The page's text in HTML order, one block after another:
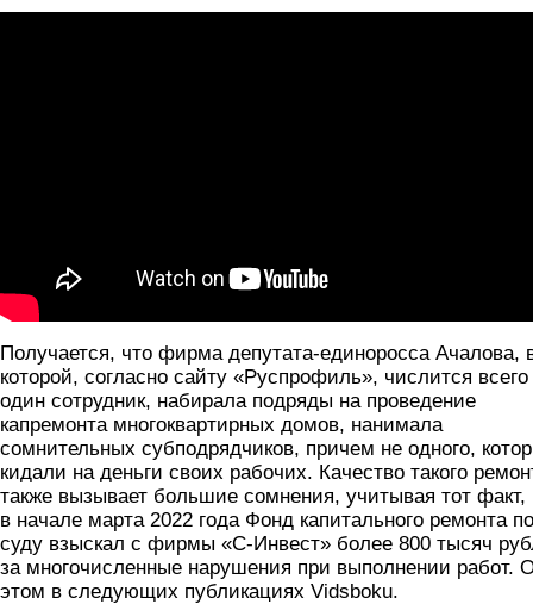
Получается, что фирма депутата-единоросса Ачалова,
которой, согласно сайту «Руспрофиль», числится всего
один сотрудник, набирала подряды на проведение
капремонта многоквартирных домов, нанимала
сомнительных субподрядчиков, причем не одного,
кидали на деньги своих рабочих. Качество такого
также вызывает большие сомнения, учитывая тот факт,
в начале марта 2022 года Фонд капитального ремонта по
суду взыскал с фирмы «С-Инвест» более 800 тысяч
за многочисленные нарушения при выполнении работ.
этом в следующих публикациях Vidsboku.